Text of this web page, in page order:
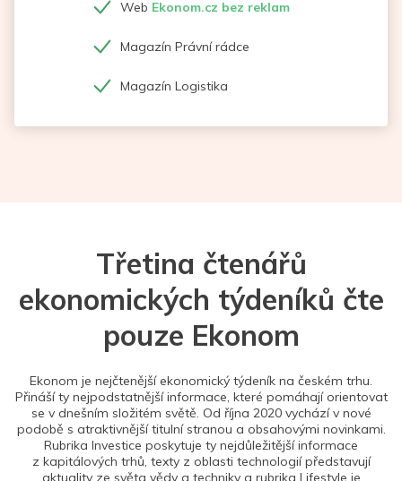
Web Ekonom.cz bez reklam
Magazín Právní rádce
Magazín Logistika
Třetina čtenářů
ekonomických týdeníků čte
pouze Ekonom
Ekonom je nejčtenější ekonomický týdeník na českém trhu.
Přináší ty nejpodstatnější informace, které pomáhají orientovat
se v dnešním složitém světě. Od října 2020 vychází v nové
podobě s atraktivnější titulní stranou a obsahovými novinkami.
Rubrika Investice poskytuje ty nejdůležitější informace
z kapitálových trhů, texty z oblasti technologií představují
aktuality ze světa vědy a techniky a rubrika Lifestyle je